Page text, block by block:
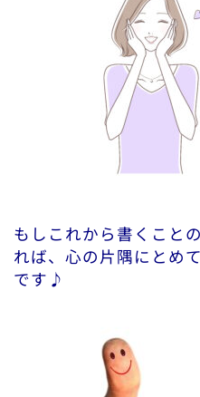
もしこれから書くこと
れば、心の片隅にとめ
です♪